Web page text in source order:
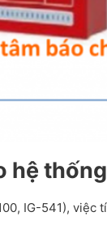
hệ
IG-541),